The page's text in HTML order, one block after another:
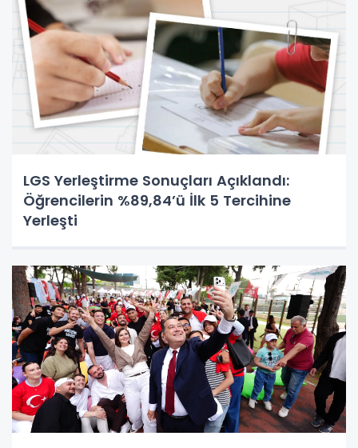
LGS Yerleştirme Sonuçları Açıklandı:
Öğrencilerin %89,84’ü İlk 5 Tercihine
Yerleşti